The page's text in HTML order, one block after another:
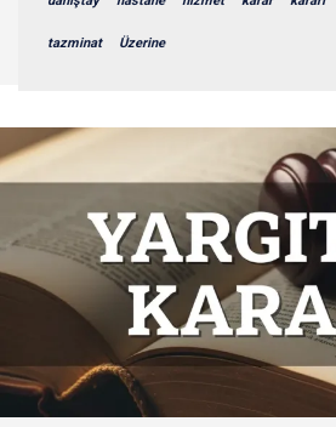
tazminat Üzerine